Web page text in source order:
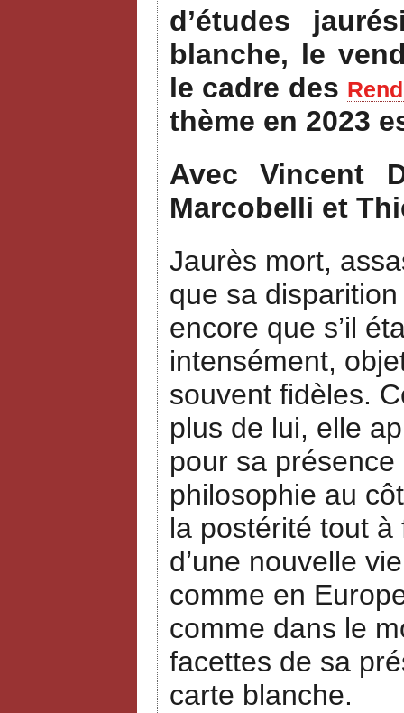
d’études
blanche, le
le cadre des
thème en 2023
Avec Vincent
Marcobelli et
Jaurès mort,
que sa
encore que s’il
intensément,
souvent fidèles.
plus de lui, elle
pour sa présence
philosophie au
la postérité tout
d’une nouvelle
comme en
comme dans le
facettes de sa
carte blanche.